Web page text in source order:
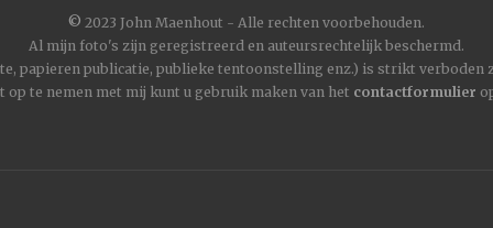
© 2023 John Maenhout - Alle rechten voorbehouden.
Al mijn foto's zijn geregistreerd en auteursrechtelijk beschermd.
papieren publicatie, publieke tentoonstelling enz.) is strikt
op te nemen met mij kunt u gebruik maken van het contactformulier